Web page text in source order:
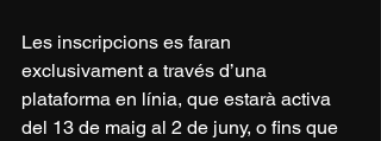
Les inscripcions es faran
exclusivament a través d’una
plataforma en línia, que estarà activa
del 13 de maig al 2 de juny, o fins que